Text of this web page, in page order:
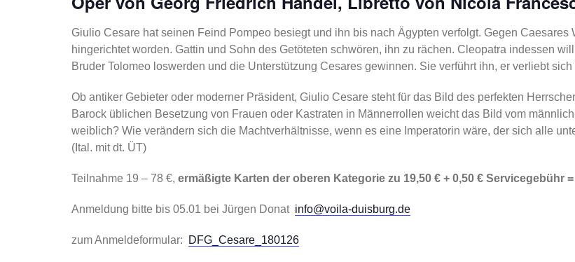
Giulio Cesare hat seinen Feind Pompeo besiegt und ihn bis nach Ägypten verfolgt. Gegen
hingerichtet worden. Gattin und Sohn des Getöteten schwören, ihn zu rächen. Cleopatra indessen
Bruder Tolomeo loswerden und die Unterstützung Cesares gewinnen. Sie verführt ihn, er verliebt
Ob antiker Gebieter oder moderner Präsident, Giulio Cesare steht für das Bild des perfekten
Barock üblichen Besetzung von Frauen oder Kastraten in Männerrollen weicht das Bild vom
weiblich? Wie verändern sich die Machtverhältnisse, wenn es eine Imperatorin wäre, der sich alle
(Ital. mit dt. ÜT)
Teilnahme 19 – 78 €, ermäßigte Karten der oberen Kategorie zu 19,50 € + 0,50 € Servicegebühr
Anmeldung bitte bis 05.01 bei Jürgen Donat info@voila-duisburg.de
zum Anmeldeformular: DFG_Cesare_180126